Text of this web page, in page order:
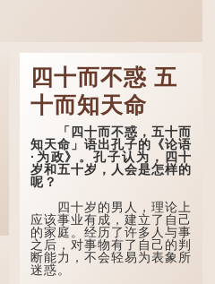
四十而不惑 五
十而知天命
「四十而不惑，五十而
知天命」语出孔子的《论语
·为政》。孔子认为，四十
岁和五十岁，人会是怎样的
呢？
四十岁的男人，理论上
应该事业有成，建立了自己
的家庭。经历了许多人与事
之后，对事物有了自己的判
断能力，不会轻易为表象所
迷惑。